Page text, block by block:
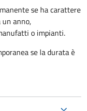
se ha carattere
anno,
o impianti.
se la durata è